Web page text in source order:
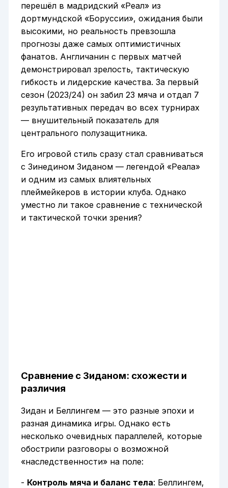
перешёл в мадридский «Реал» из
дортмундской «Боруссии», ожидания были
высокими, но реальность превзошла
прогнозы даже самых оптимистичных
фанатов. Англичанин с первых матчей
демонстрировал зрелость, тактическую
гибкость и лидерские качества. За первый
сезон (2023/24) он забил 23 мяча и отдал 7
результативных передач во всех турнирах
— внушительный показатель для
центрального полузащитника.
Его игровой стиль сразу стал сравниваться
с Зинедином Зиданом — легендой «Реала»
и одним из самых влиятельных
плеймейкеров в истории клуба. Однако
уместно ли такое сравнение с технической
и тактической точки зрения?
Сравнение с Зиданом: схожести и
различия
Зидан и Беллингем — это разные эпохи и
разная динамика игры. Однако есть
несколько очевидных параллелей, которые
обострили разговоры о возможной
«наследственности» на поле:
- Контроль мяча и баланс тела: Беллингем,